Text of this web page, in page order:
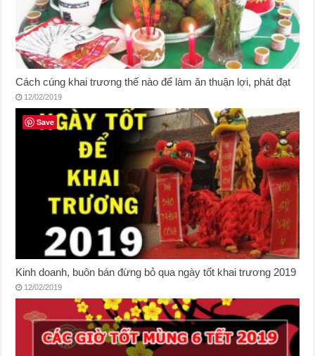
Cách cúng khai trương thế nào để làm ăn thuận lợi, phát đạt
12/02/2019
Kinh doanh, buôn bán đừng bỏ qua ngày tốt khai trương 2019
12/02/2019
Save